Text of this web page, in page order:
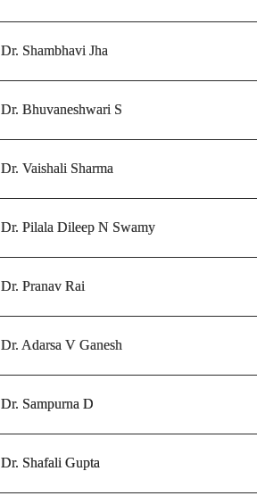
Dr. Shambhavi Jha
Dr. Bhuvaneshwari S
Dr. Vaishali Sharma
Dr. Pilala Dileep N Swamy
Dr. Pranav Rai
Dr. Adarsa V Ganesh
Dr. Sampurna D
Dr. Shafali Gupta